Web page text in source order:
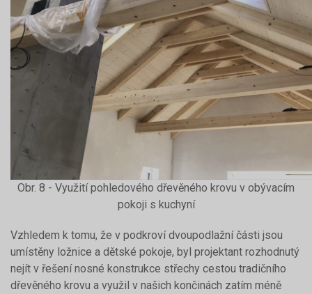
Obr. 8 - Využití pohledového dřevěného krovu v obývacím
pokoji s kuchyní
Vzhledem k tomu, že v podkroví dvoupodlažní části jsou
umístěny ložnice a dětské pokoje, byl projektant rozhodnutý
nejít v řešení nosné konstrukce střechy cestou tradičního
dřevěného krovu a využil v našich končinách zatím méně